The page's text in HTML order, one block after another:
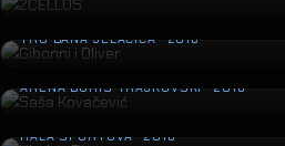
Gibonni i Oliver
TRG BANA JELAČIĆA · 2016
Saša Kovačević
ARENA BORIS TRAJKOVSKI · 2016
Hladno Pivo
HALA SPORTOVA · 2016